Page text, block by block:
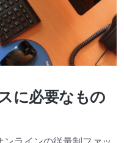
に必要なもの